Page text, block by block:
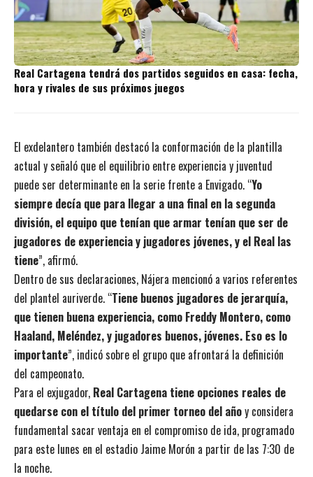
Real Cartagena tendrá dos partidos seguidos en casa: fecha,
hora y rivales de sus próximos juegos
El exdelantero también destacó la conformación de la plantilla
actual y señaló que el equilibrio entre experiencia y juventud
puede ser determinante en la serie frente a Envigado. “Yo
siempre decía que para llegar a una final en la segunda
división, el equipo que tenían que armar tenían que ser de
jugadores de experiencia y jugadores jóvenes, y el Real las
tiene”, afirmó.
Dentro de sus declaraciones, Nájera mencionó a varios referentes
del plantel auriverde. “Tiene buenos jugadores de jerarquía,
que tienen buena experiencia, como Freddy Montero, como
Haaland, Meléndez, y jugadores buenos, jóvenes. Eso es lo
importante”, indicó sobre el grupo que afrontará la definición
del campeonato.
Para el exjugador, Real Cartagena tiene opciones reales de
quedarse con el título del primer torneo del añoy considera
fundamental sacar ventaja en el compromiso de ida, programado
para este lunes en el estadio Jaime Morón a partir de las 7:30 de
la noche.